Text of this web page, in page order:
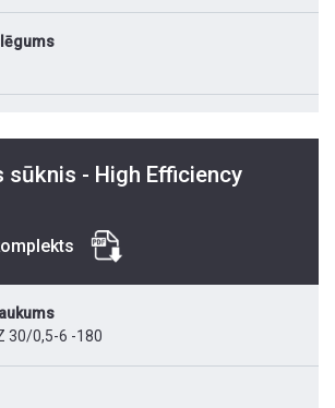
sūknis - High Efficiency
30/0,5-6 -180